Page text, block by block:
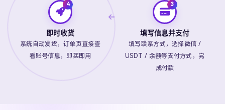
填写信息并支付
填写联系方式，选择微信 /
USDT / 余额等支付方式，完
成付款
即时收货
系统自动发货，订单页直接查
看账号信息，即买即用